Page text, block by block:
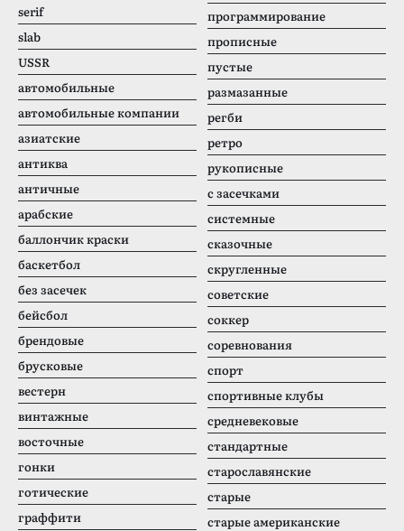
serif
slab
USSR
автомобильные
автомобильные компании
азиатские
антиква
античные
арабские
баллончик краски
баскетбол
без засечек
бейсбол
брендовые
брусковые
вестерн
винтажные
восточные
гонки
готические
граффити
программирование
прописные
пустые
размазанные
регби
ретро
рукописные
с засечками
системные
сказочные
скругленные
советские
соккер
соревнования
спорт
спортивные клубы
средневековые
стандартные
старославянские
старые
старые американские